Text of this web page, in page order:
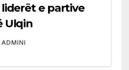
e partive
Ulqin
ADMINI